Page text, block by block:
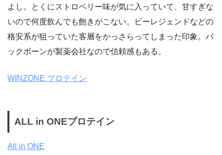
よし。とくにストロベリー味が気に入っていて、甘すぎな
いので何度飲んでも飽きがこない。ビーレジェンドなどの
格安系が狙っていた客層をかっさらってしまった印象。バ
ックボーンが製薬会社なので信頼感もある。
WINZONE プロテイン
ALL in ONEプロテイン
All in ONE